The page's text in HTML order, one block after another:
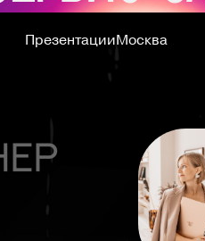
ПрезентацииМосква